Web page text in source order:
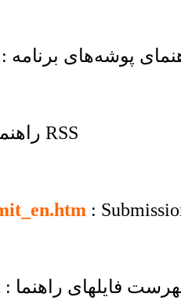
پوشه‌های برنامه
: راهنمای RSS
:
فایل​های راهنما